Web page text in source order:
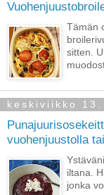
Tämän
sitten.
keskiviikko
vuohenjuustolla
iltana.
jonka